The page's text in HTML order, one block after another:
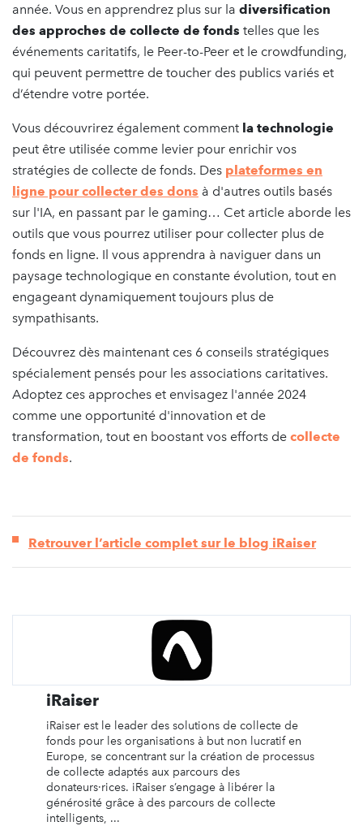
année. Vous en apprendrez plus sur la diversification
des approches de collecte de fonds telles que les
événements caritatifs, le Peer-to-Peer et le crowdfunding,
qui peuvent permettre de toucher des publics variés et
d’étendre votre portée.
Vous découvrirez également comment la technologie
peut être utilisée comme levier pour enrichir vos
stratégies de collecte de fonds. Des plateformes en
ligne pour collecter des dons à d'autres outils basés
sur l'IA, en passant par le gaming… Cet article aborde les
outils que vous pourrez utiliser pour collecter plus de
fonds en ligne. Il vous apprendra à naviguer dans un
paysage technologique en constante évolution, tout en
engageant dynamiquement toujours plus de
sympathisants.
Découvrez dès maintenant ces 6 conseils stratégiques
spécialement pensés pour les associations caritatives.
Adoptez ces approches et envisagez l'année 2024
comme une opportunité d'innovation et de
transformation, tout en boostant vos efforts de collecte
de fonds.
Retrouver l’article complet sur le blog iRaiser
iRaiser
iRaiser est le leader des solutions de collecte de
fonds pour les organisations à but non lucratif en
Europe, se concentrant sur la création de processus
de collecte adaptés aux parcours des
donateurs·rices. iRaiser s’engage à libérer la
générosité grâce à des parcours de collecte
intelligents, ...